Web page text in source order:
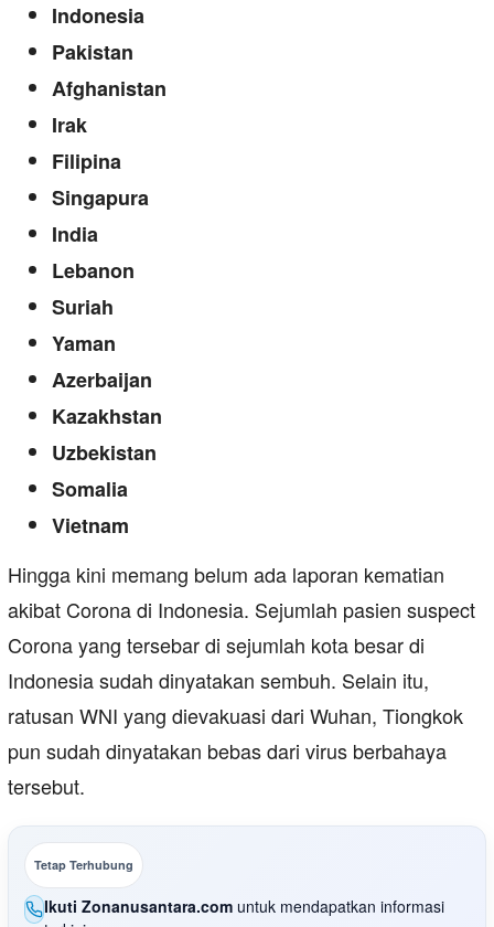
Indonesia
Pakistan
Afghanistan
Irak
Filipina
Singapura
India
Lebanon
Suriah
Yaman
Azerbaijan
Kazakhstan
Uzbekistan
Somalia
Vietnam
Hingga kini memang belum ada laporan kematian
akibat Corona di Indonesia. Sejumlah pasien suspect
Corona yang tersebar di sejumlah kota besar di
Indonesia sudah dinyatakan sembuh. Selain itu,
ratusan WNI yang dievakuasi dari Wuhan, Tiongkok
pun sudah dinyatakan bebas dari virus berbahaya
tersebut.
Tetap Terhubung
Ikuti Zonanusantara.com untuk mendapatkan informasi